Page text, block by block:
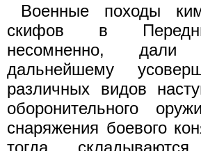
Военные походы
скифов в
несомненно,
дальнейшему
различных видов
оборонительного
снаряжения боевого
тогда